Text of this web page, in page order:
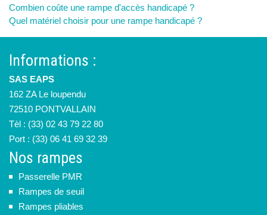
Combien coûte une rampe d'accès handicapé ?
Quel matériel choisir pour une rampe handicapé ?
Informations :
SAS EAPS
162 ZA Le loupendu
72510 PONTVALLAIN
Tèl : (33) 02 43 79 22 80
Port : (33) 06 41 69 32 39
Nos rampes
Passerelle PMR
Rampes de seuil
Rampes pliables